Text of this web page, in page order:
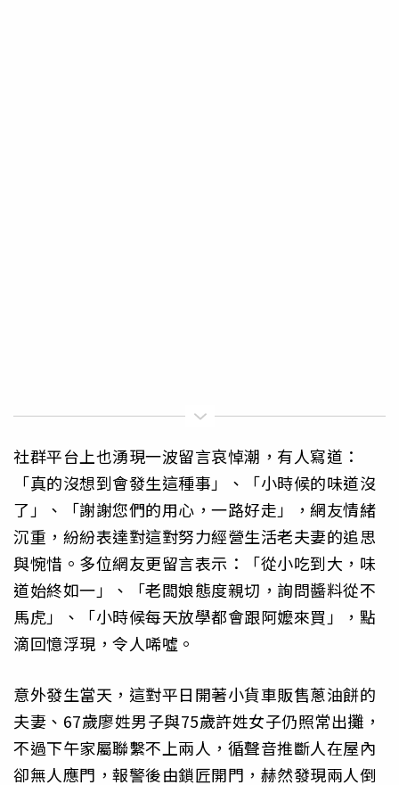
社群平台上也湧現一波留言哀悼潮，有人寫道：
「真的沒想到會發生這種事」、「小時候的味道沒
了」、「謝謝您們的用心，一路好走」，網友情緒
沉重，紛紛表達對這對努力經營生活老夫妻的追思
與惋惜。多位網友更留言表示：「從小吃到大，味
道始終如一」、「老闆娘態度親切，詢問醬料從不
馬虎」、「小時候每天放學都會跟阿嬤來買」，點
滴回憶浮現，令人唏噓。
意外發生當天，這對平日開著小貨車販售蔥油餅的
夫妻、67歲廖姓男子與75歲許姓女子仍照常出攤，
不過下午家屬聯繫不上兩人，循聲音推斷人在屋內
卻無人應門，報警後由鎖匠開門，赫然發現兩人倒